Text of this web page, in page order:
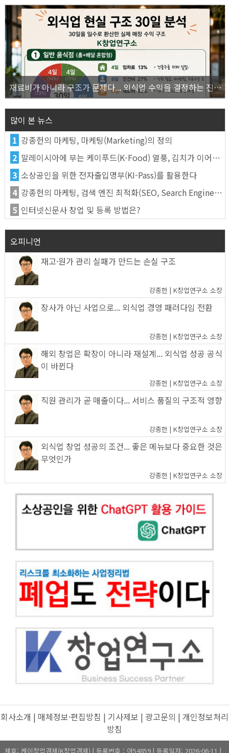
재료비가 아니라 구조가 문제다... 외식업 수익을 결정하는 진짜 숫자의 비밀
많이 본 뉴스
1 강종헌의 마케팅, 마케팅(Marketing)의 정의
2 말레이시아에 부는 케이푸드(K-Food) 열풍, 김치가 이어간다
3 소상공인을 위한 전자출입명부(KI-Pass)를 활용한다
4 강종헌의 마케팅, 검색 엔진 최적화(SEO, Search Engine Optimization)란
5 인터넷신문사 창업 및 등록 방법은?
오피니언
재고·원가 관리 실패가 만드는 손실 구조
강종헌 | K창업연구소 소장
장사가 아닌 사업으로... 외식업 경영 패러다임 전환
강종헌 | K창업연구소 소장
해외 창업은 확장이 아니라 재설계... 외식업 성공 공식
이 바뀐다
강종헌 | K창업연구소 소장
직원 관리가 곧 매출이다... 서비스 품질의 구조적 영향
강종헌 | K창업연구소 소장
외식업 창업 성공의 조건... 좋은 메뉴보다 중요한 것은
무엇인가
강종헌 | K창업연구소 소장
회사소개 | 매체정보·편집방침 | 기사제보 | 광고문의 | 개인정보처리
방침
제호: 케이창업경제(K창업경제) | 등록번호 : 아54859 | 등록일자: 2026-06-11 |